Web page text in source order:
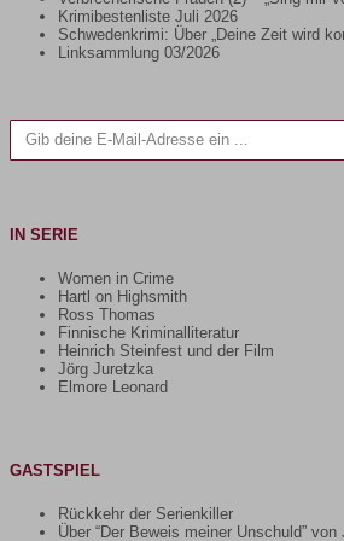
Krimibestenliste Juli 2026
Schwedenkrimi: Über „Deine Zeit wird
Linksammlung 03/2026
Gib deine E-Mail-Adresse ein ...
IN SERIE
Women in Crime
Hartl on Highsmith
Ross Thomas
Finnische Kriminalliteratur
Heinrich Steinfest und der Film
Jörg Juretzka
Elmore Leonard
GASTSPIEL
Rückkehr der Serienkiller
Über “Der Beweis meiner Unschuld” von